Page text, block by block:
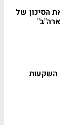
הסיכון של
השקעות